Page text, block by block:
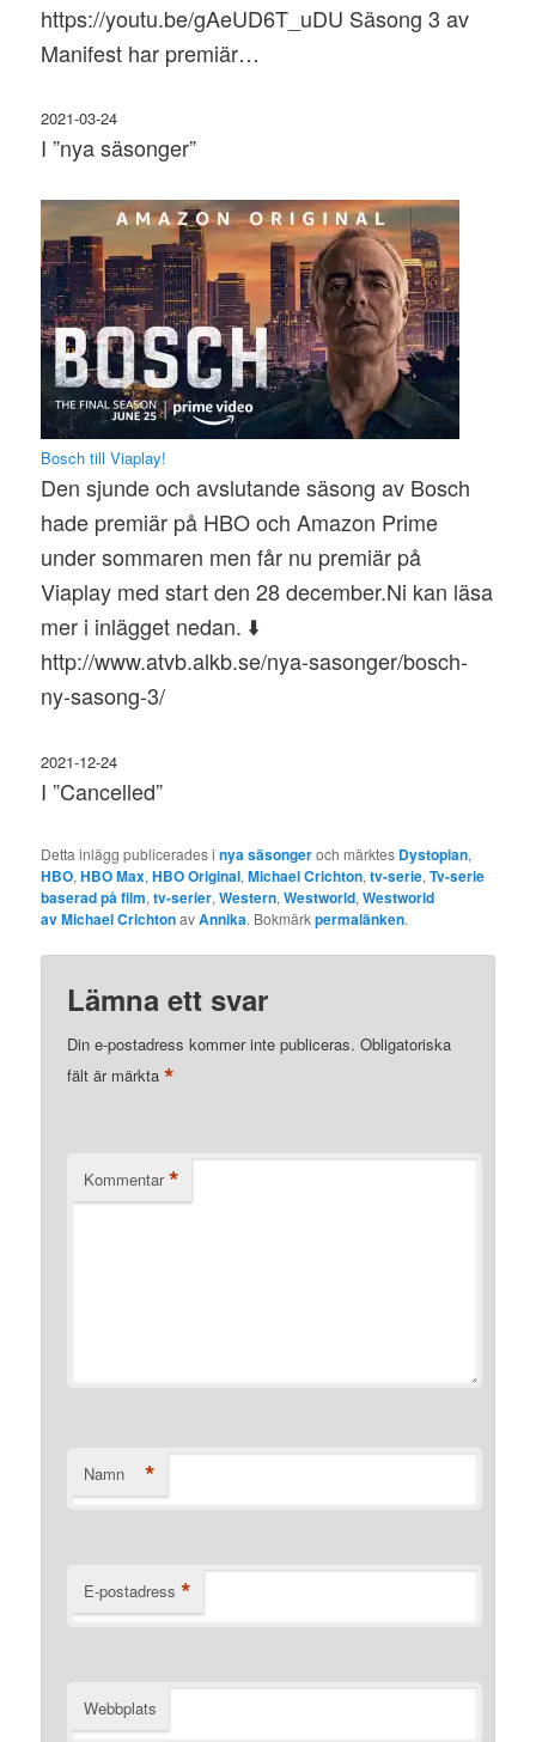
https://youtu.be/gAeUD6T_uDU Säsong 3 av
Manifest har premiär…
2021-03-24
I ”nya säsonger”
Bosch till Viaplay!
Den sjunde och avslutande säsong av Bosch
hade premiär på HBO och Amazon Prime
under sommaren men får nu premiär på
Viaplay med start den 28 december.Ni kan läsa
mer i inlägget nedan. ⬇️
http://www.atvb.alkb.se/nya-sasonger/bosch-
ny-sasong-3/
2021-12-24
I ”Cancelled”
Detta inlägg publicerades inya säsongeroch märktes Dystopian,
HBO,HBO Max,HBO Original,Michael Crichton,tv-serie,Tv-serie
baserad på film,tv-serier,Western,Westworld,Westworld
av Michael CrichtonavAnnika. Bokmärkpermalänken.
Lämna ett svar
Din e-postadress kommer inte publiceras. Obligatoriska
fält är märkta*
Kommentar *
Namn *
E-postadress *
Webbplats